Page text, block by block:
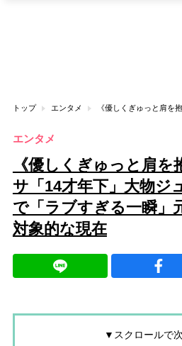
トップ エンタメ
エンタメ
《優しくぎゅっと肩を
サ「14才年下」大物ジ
で「ラブすぎる一瞬」
対象的な現在
▼スクロールで